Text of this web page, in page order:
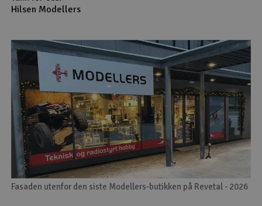
Hilsen Modellers
Fasaden utenfor den siste Modellers-butikken på Revetal - 2026